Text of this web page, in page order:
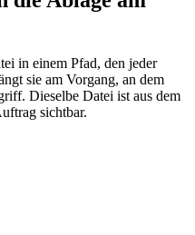
in einem Pfad, den jeder
sie am Vorgang, an dem
Dieselbe Datei ist aus dem
sichtbar.